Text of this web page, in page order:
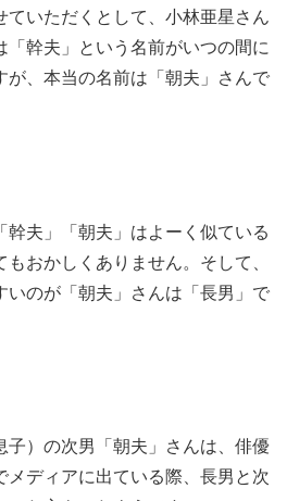
ていただくとして、小林亜星さん
「幹夫」という名前がいつの間に
が、本当の名前は「朝夫」さんで
幹夫」「朝夫」はよーく似ている
おかしくありません。そして、
いのが「朝夫」さんは「長男」で
子）の次男「朝夫」さんは、俳優
メディアに出ている際、長男と次